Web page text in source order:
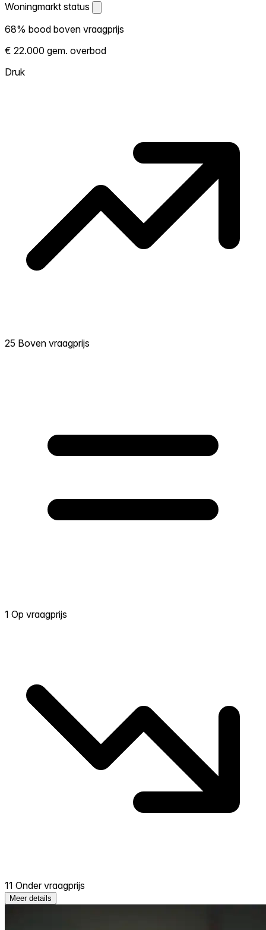
Woningmarkt status
Woningmarkt status
Laat zien hoe competitief de markt hier is.
Hoe meer woningen boven vraagprijs
verkopen, hoe heter. Heet? Verwacht
68% bood boven vraagprijs
€ 22.000 gem. overbod
Druk
25 Boven vraagprijs
1 Op vraagprijs
11 Onder vraagprijs
Meer details